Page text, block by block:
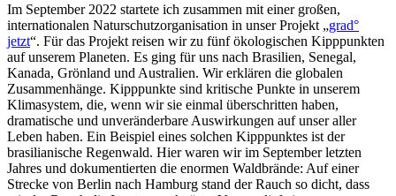
Im September 2022 startete ich zusammen mit einer großen,
internationalen Naturschutzorganisation in unser Projekt „grad°
jetzt“. Für das Projekt reisen wir zu fünf ökologischen Kipppunkten
auf unserem Planeten. Es ging für uns nach Brasilien, Senegal,
Kanada, Grönland und Australien. Wir erklären die globalen
Zusammenhänge. Kipppunkte sind kritische Punkte in unserem
Klimasystem, die, wenn wir sie einmal überschritten haben,
dramatische und unveränderbare Auswirkungen auf unser aller
Leben haben. Ein Beispiel eines solchen Kipppunktes ist der
brasilianische Regenwald. Hier waren wir im September letzten
Jahres und dokumentierten die enormen Waldbrände: Auf einer
Strecke von Berlin nach Hamburg stand der Rauch so dicht, dass